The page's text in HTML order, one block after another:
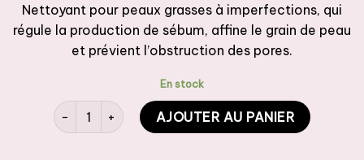
Nettoyant pour peaux grasses à imperfections, qui
régule la production de sébum, affine le grain de peau
et prévient l’obstruction des pores.
En stock
quantité de LA ROCHE POSEY EFFACLAR - Lotion
AJOUTER AU PANIER